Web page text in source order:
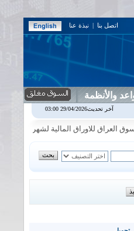
اتصل بنا | نبذة عنا
والأنظمة
0.00%
|اسفنج1.87
للاوراق المالية لشهر تموز2026